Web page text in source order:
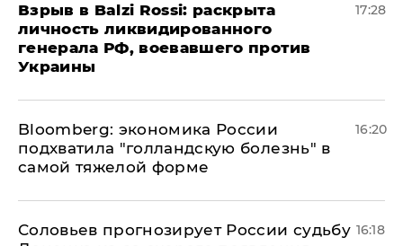
​Взрыв в Balzi Rossi: раскрыта
личность ликвидированного
генерала РФ, воевавшего против
Украины
17:28
Bloomberg: экономика России
подхватила "голландскую болезнь" в
самой тяжелой форме
16:20
Соловьев прогнозирует России судьбу 16:18